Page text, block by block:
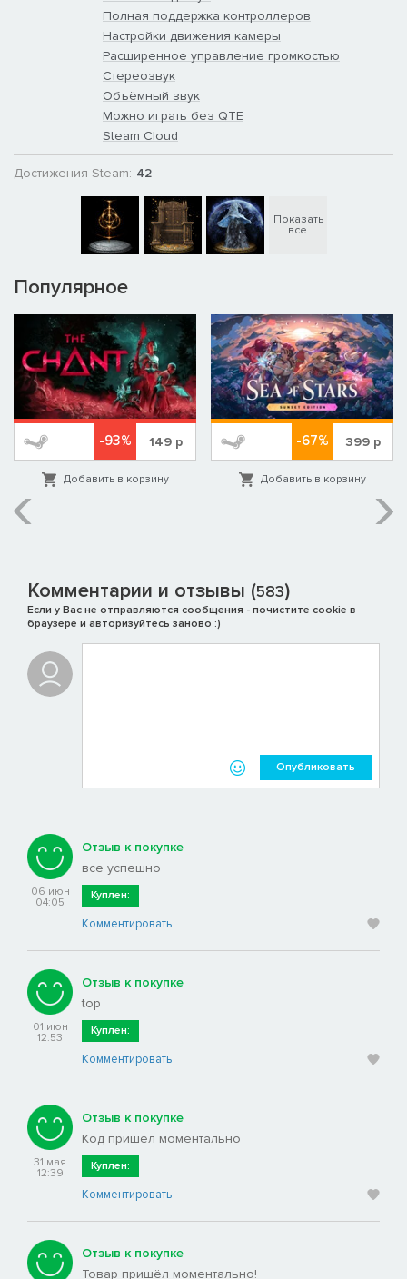
Полная поддержка контроллеров
Настройки движения камеры
Расширенное управление громкостью
Стереозвук
Объёмный звук
Можно играть без QTE
Steam Cloud
Достижения Steam: 42
Показать
все
Популярное
-93% 149 р
Добавить в корзину
-67% 399 р
Добавить в корзину
Комментарии и отзывы (583)
Если у Вас не отправляются сообщения - почистите cookie в
браузере и авторизуйтесь заново :)
Опубликовать
06 июн
04:05
Отзыв к покупке
все успешно
Куплен:
Комментировать
01 июн
12:53
Отзыв к покупке
top
Куплен:
Комментировать
31 мая
12:39
Отзыв к покупке
Код пришел моментально
Куплен:
Комментировать
Отзыв к покупке
Товар пришёл моментально!